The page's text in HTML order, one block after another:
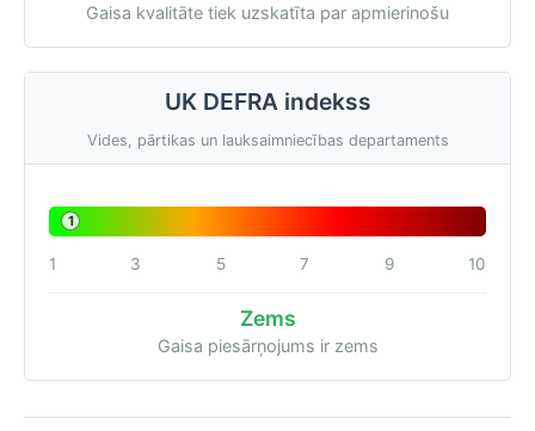
Gaisa kvalitāte tiek uzskatīta par apmierinošu
UK DEFRA indekss
Vides, pārtikas un lauksaimniecības departaments
1
1 3 5 7 9 10
Zems
Gaisa piesārņojums ir zems